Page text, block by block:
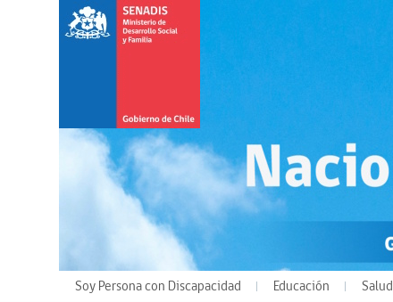
Soy Persona con Discapacidad Educación Salud